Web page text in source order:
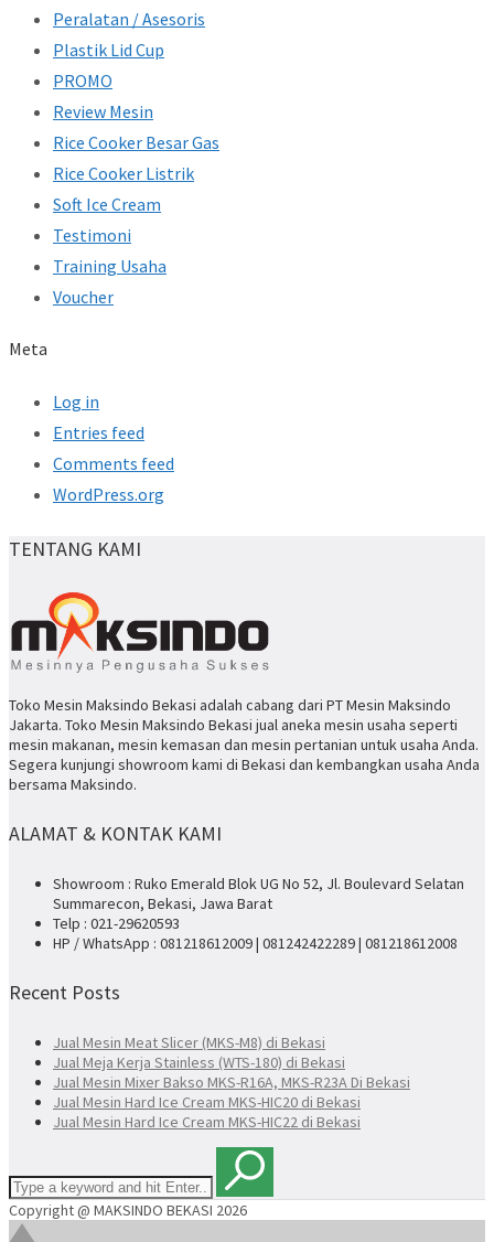
Peralatan / Asesoris
Plastik Lid Cup
PROMO
Review Mesin
Rice Cooker Besar Gas
Rice Cooker Listrik
Soft Ice Cream
Testimoni
Training Usaha
Voucher
Meta
Log in
Entries feed
Comments feed
WordPress.org
TENTANG KAMI
Toko Mesin Maksindo Bekasi adalah cabang dari PT Mesin Maksindo
Jakarta. Toko Mesin Maksindo Bekasi jual aneka mesin usaha seperti
mesin makanan, mesin kemasan dan mesin pertanian untuk usaha Anda.
Segera kunjungi showroom kami di Bekasi dan kembangkan usaha Anda
bersama Maksindo.
ALAMAT & KONTAK KAMI
Showroom : Ruko Emerald Blok UG No 52, Jl. Boulevard Selatan
Summarecon, Bekasi, Jawa Barat
Telp : 021-29620593
HP / WhatsApp : 081218612009 | 081242422289 | 081218612008
Recent Posts
Jual Mesin Meat Slicer (MKS-M8) di Bekasi
Jual Meja Kerja Stainless (WTS-180) di Bekasi
Jual Mesin Mixer Bakso MKS-R16A, MKS-R23A Di Bekasi
Jual Mesin Hard Ice Cream MKS-HIC20 di Bekasi
Jual Mesin Hard Ice Cream MKS-HIC22 di Bekasi
Copyright @ MAKSINDO BEKASI 2026